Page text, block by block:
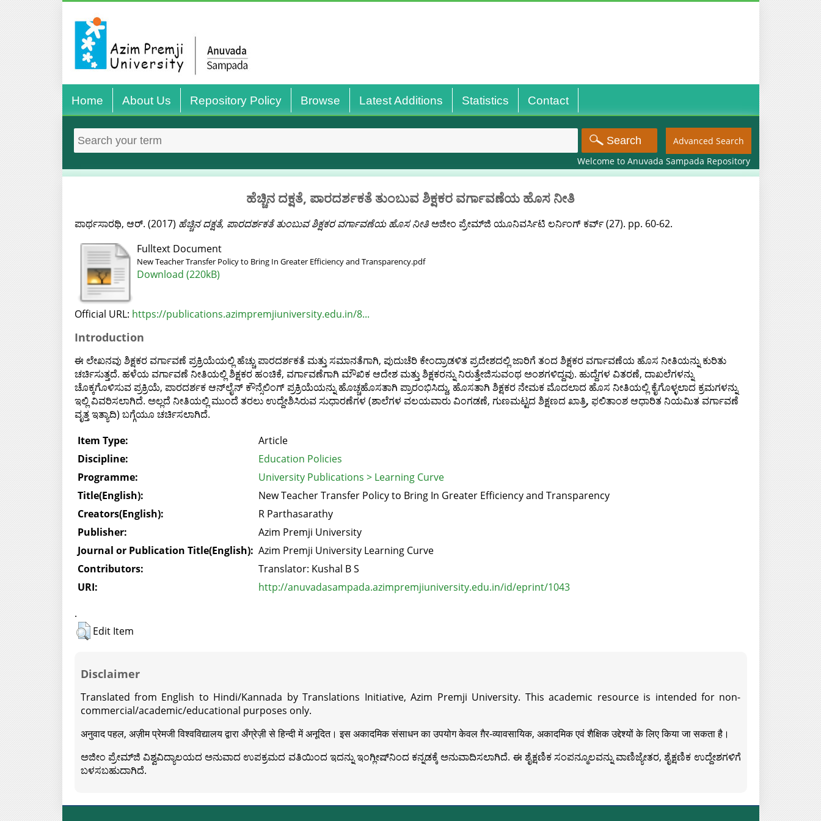
Home About Us Repository Policy Browse Latest Additions Statistics Contact
Advanced Search
Welcome to Anuvada Sampada Repository
ಹೆಚ್ಚಿನ ದಕ್ಷತೆ, ಪಾರದರ್ಶಕತೆ ತುಂಬುವ ಶಿಕ್ಷಕರ ವರ್ಗಾವಣೆಯ ಹೊಸ ನೀತಿ
ಪಾರ್ಥಸಾರಥಿ, ಆರ್. (2017) ಹೆಚ್ಚಿನ ದಕ್ಷತೆ, ಪಾರದರ್ಶಕತೆ ತುಂಬುವ ಶಿಕ್ಷಕರ ವರ್ಗಾವಣೆಯ ಹೊಸ ನೀತಿಅಜೀಂ ಪ್ರೇಮ್‌ಜಿ ಯೂನಿವರ್ಸಿಟಿ ಲರ್ನಿಂಗ್ ಕರ್ವ್ (27). pp. 60-62.
Fulltext Document
New Teacher Transfer Policy to Bring In Greater Efficiency and Transparency.pdf
Download (220kB)
Official URL: https://publications.azimpremjiuniversity.edu.in/8...
Introduction
ಈ ಲೇಖನವು ಶಿಕ್ಷಕರ ವರ್ಗಾವಣೆ ಪ್ರಕ್ರಿಯೆಯಲ್ಲಿ ಹೆಚ್ಚು ಪಾರದರ್ಶಕತೆ ಮತ್ತು ಸಮಾನತೆಗಾಗಿ, ಪುದುಚೆರಿ ಕೇಂದ್ರಾಡಳಿತ ಪ್ರದೇಶದಲ್ಲಿ ಜಾರಿಗೆ ತಂದ ಶಿಕ್ಷಕರ ವರ್ಗಾವಣೆಯ ಹೊಸ ನೀತಿಯನ್ನು ಕುರಿತು
ಚರ್ಚಿಸುತ್ತದೆ. ಹಳೆಯ ವರ್ಗಾವಣೆ ನೀತಿಯಲ್ಲಿ ಶಿಕ್ಷಕರ ಹಂಚಿಕೆ, ವರ್ಗಾವಣೆಗಾಗಿ ಮೌಖಿಕ ಆದೇಶ ಮತ್ತು ಶಿಕ್ಷಕರನ್ನು ನಿರುತ್ತೇಜಿಸುವಂಥ ಅಂಶಗಳಿದ್ದವು. ಹುದ್ದೆಗಳ ವಿತರಣೆ, ದಾಖಲೆಗಳನ್ನು
ಚೊಕ್ಕಗೊಳಿಸುವ ಪ್ರಕ್ರಿಯೆ, ಪಾರದರ್ಶಕ ಆನ್‍ಲೈನ್ ಕೌನ್ಸೆಲಿಂಗ್ ಪ್ರಕ್ರಿಯೆಯನ್ನು ಹೊಚ್ಚಹೊಸತಾಗಿ ಪ್ರಾರಂಭಿಸಿದ್ದು, ಹೊಸತಾಗಿ ಶಿಕ್ಷಕರ ನೇಮಕ ಮೊದಲಾದ ಹೊಸ ನೀತಿಯಲ್ಲಿ ಕೈಗೊಳ್ಳಲಾದ ಕ್ರಮಗಳನ್ನು
ಇಲ್ಲಿ ವಿವರಿಸಲಾಗಿದೆ. ಅಲ್ಲದೆ ನೀತಿಯಲ್ಲಿ ಮುಂದೆ ತರಲು ಉದ್ದೇಶಿಸಿರುವ ಸುಧಾರಣೆಗಳ (ಶಾಲೆಗಳ ವಲಯವಾರು ವಿಂಗಡಣೆ, ಗುಣಮಟ್ಟದ ಶಿಕ್ಷಣದ ಖಾತ್ರಿ, ಫಲಿತಾಂಶ ಆಧಾರಿತ ನಿಯಮಿತ ವರ್ಗಾವಣೆ
ವೃತ್ತ ಇತ್ಯಾದಿ) ಬಗ್ಗೆಯೂ ಚರ್ಚಿಸಲಾಗಿದೆ.
Item Type:
Article
Discipline:
Education Policies
Programme:
University Publications > Learning Curve
Title(English):
New Teacher Transfer Policy to Bring In Greater Efficiency and Transparency
Creators(English):
R Parthasarathy
Publisher:
Azim Premji University
Journal or Publication Title(English): Azim Premji University Learning Curve
Contributors:
Translator: Kushal B S
URI:
http://anuvadasampada.azimpremjiuniversity.edu.in/id/eprint/1043
.
Edit Item
Disclaimer
Translated from English to Hindi/Kannada by Translations Initiative, Azim Premji University. This academic resource is intended for non-
commercial/academic/educational purposes only.
अनुवाद पहल, अज़ीम प्रेमजी विश्वविद्यालय द्वारा अँग्रेज़ी से हिन्दी में अनूदित। इस अकादमिक संसाधन का उपयोग केवल ग़ैर-व्यावसायिक, अकादमिक एवं शैक्षिक उद्देश्यों के लिए किया जा सकता है।
ಅಜೀಂ ಪ್ರೇಮ್‍ಜಿ ವಿಶ್ವವಿದ್ಯಾಲಯದ ಅನುವಾದ ಉಪಕ್ರಮದ ವತಿಯಿಂದ ಇದನ್ನು ಇಂಗ್ಲೀಷ್‍ನಿಂದ ಕನ್ನಡಕ್ಕೆ ಅನುವಾದಿಸಲಾಗಿದೆ. ಈ ಶೈಕ್ಷಣಿಕ ಸಂಪನ್ಮೂಲವನ್ನು ವಾಣಿಜ್ಯೇತರ, ಶೈಕ್ಷಣಿಕ ಉದ್ದೇಶಗಳಿಗೆ
ಬಳಸಬಹುದಾಗಿದೆ.